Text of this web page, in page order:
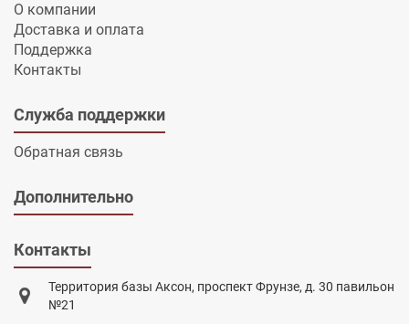
О компании
Доставка и оплата
Поддержка
Контакты
Служба поддержки
Обратная связь
Дополнительно
Контакты
Территория базы Аксон, проспект Фрунзе, д. 30 павильон
№21